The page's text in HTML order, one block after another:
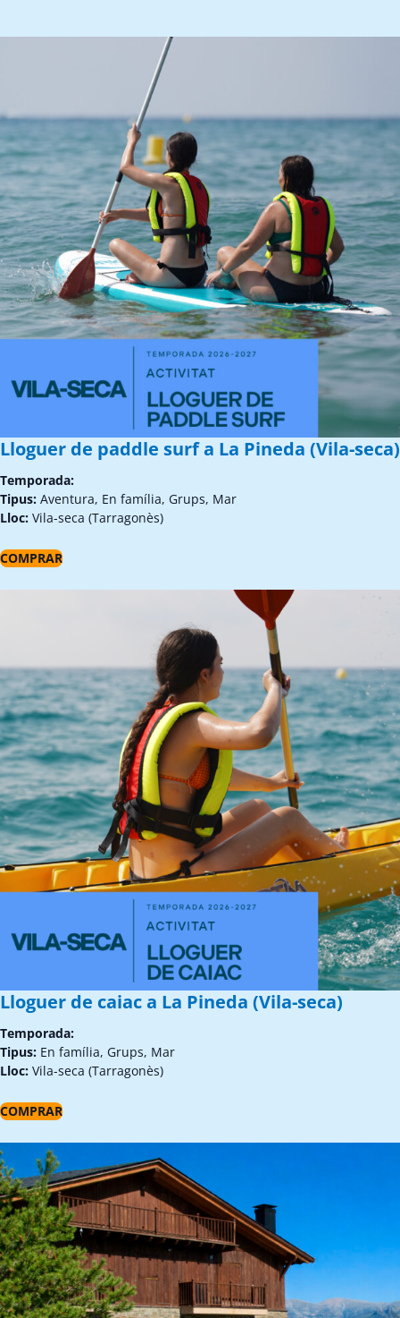
Lloguer de paddle surf a La Pineda (Vila-seca)
Temporada:
Tipus: Aventura, En família, Grups, Mar
Lloc: Vila-seca (Tarragonès)
COMPRAR
Lloguer de caiac a La Pineda (Vila-seca)
Temporada:
Tipus: En família, Grups, Mar
Lloc: Vila-seca (Tarragonès)
COMPRAR